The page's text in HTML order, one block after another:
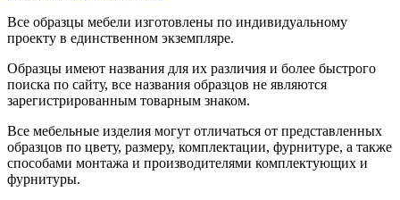
Все образцы мебели изготовлены по индивидуальному
проекту в единственном экземпляре.
Образцы имеют названия для их различия и более быстрого
поиска по сайту, все названия образцов не являются
зарегистрированным товарным знаком.
Все мебельные изделия могут отличаться от представленных
образцов по цвету, размеру, комплектации, фурнитуре, а также
способами монтажа и производителями комплектующих и
фурнитуры.